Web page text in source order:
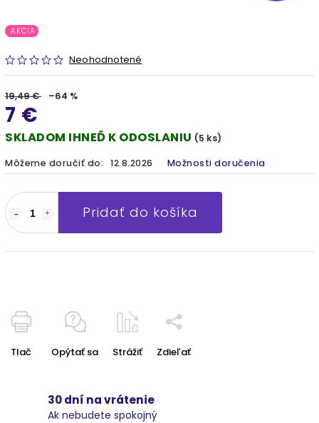
AKCIA
Neohodnotené
19,49 € –64 %
7 €
SKLADOM IHNEĎ K ODOSLANIU (5 ks)
Môžeme doručiť do: 12.8.2026 Možnosti doručenia
Pridať do košíka
Tlač Opýtať sa Strážiť Zdieľať
30 dní na vrátenie
Ak nebudete spokojný